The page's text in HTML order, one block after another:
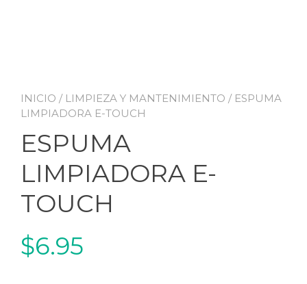
INICIO / LIMPIEZA Y MANTENIMIENTO / ESPUMA
LIMPIADORA E-TOUCH
ESPUMA
LIMPIADORA E-
TOUCH
$6.95